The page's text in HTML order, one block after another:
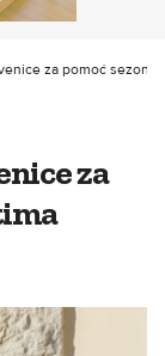
za pomoć
za